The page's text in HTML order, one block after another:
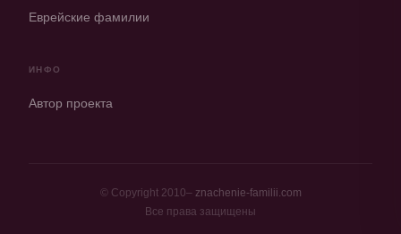
Еврейские фамилии
ИНФО
Автор проекта
© Copyright 2010– znachenie-familii.com
Все права защищены